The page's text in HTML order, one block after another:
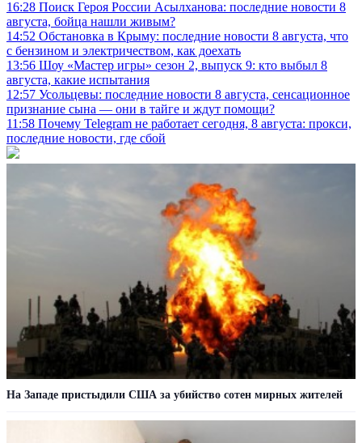
16:28 Поиск Героя России Асылханова: последние новости 8
августа, бойца нашли живым?
14:52 Обстановка в Крыму: последние новости 8 августа, что
с бензином и электричеством, как доехать
13:56 Шоу «Мастер игры» сезон 2, выпуск 9: кто выбыл 8
августа, какие испытания
12:57 Усольцевы: последние новости 8 августа, сенсационное
признание сына — они в тайге и ждут помощи?
11:58 Почему Telegram не работает сегодня, 8 августа: прокси,
последние новости, где сбой
На Западе пристыдили США за убийство сотен мирных жителей